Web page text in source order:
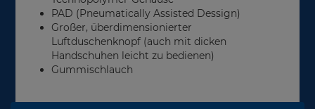
PAD (Pneumatically Assisted Dessign)
Großer, überdimensionierter
Luftduschenknopf (auch mit dicken
Handschuhen leicht zu bedienen)
Gummischlauch